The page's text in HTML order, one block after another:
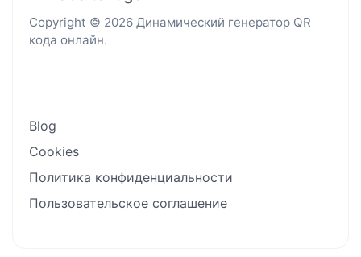
Copyright © 2026 Динамический генератор QR
кода онлайн.
Blog
Cookies
Политика конфиденциальности
Пользовательское соглашение